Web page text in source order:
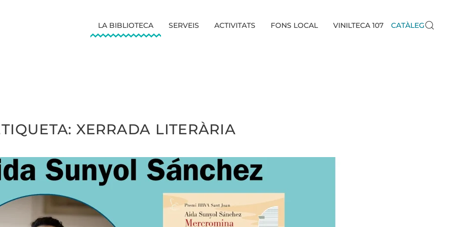
LA BIBLIOTECA SERVEIS ACTIVITATS FONS LOCAL VINILTECA 107 CATÀLEG
XERRADA LITERÀRIA